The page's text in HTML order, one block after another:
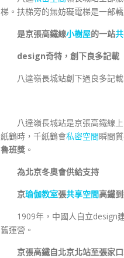
梯。扶梯旁的無妨礙電梯是一部
是京張高鐵線小樹屋的一站
design奇特，創下良多記載
八達嶺長城站創下過良多記
八達嶺長城站是京張高鐵線
紙鶴時，千紙鶴會私密空間瞬間
魯班獎 。
為北京冬奧會供給支持
京瑜伽教室張共享空間高鐵
1909年，中國人自立design
舊運營。
京張高鐵自北京北站至張家